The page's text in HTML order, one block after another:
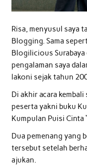
Risa, menyusul saya
Blogging. Sama
Blogilicious Surabaya
pengalaman saya
lakoni sejak tahun
Di akhir acara kembali
peserta yakni buku
Kumpulan Puisi Cinta
Dua pemenang yang
tersebut setelah
ajukan.